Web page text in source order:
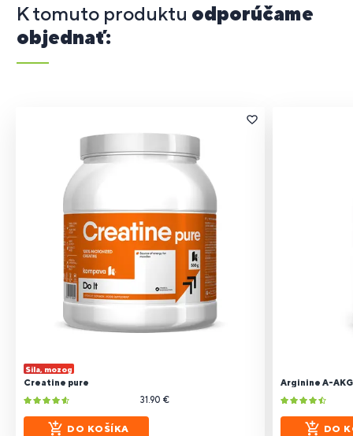
K tomuto produktu odporúčame
objednať:
Sila, mozog
Creatine pure
31.90 €
DO KOŠÍKA
Arginine A-AKG
DO